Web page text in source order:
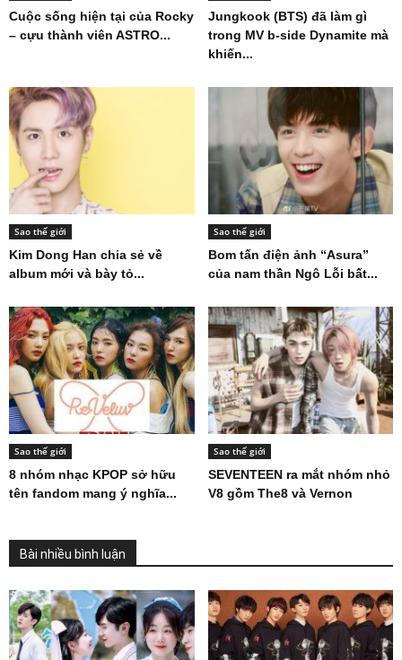
Cuộc sống hiện tại của Rocky
– cựu thành viên ASTRO...
Jungkook (BTS) đã làm gì
trong MV b-side Dynamite mà
khiến...
Sao thế giới
Kim Dong Han chia sẻ về
album mới và bày tỏ...
Sao thế giới
Bom tấn điện ảnh “Asura”
của nam thần Ngô Lỗi bất...
Sao thế giới
8 nhóm nhạc KPOP sở hữu
tên fandom mang ý nghĩa...
Sao thế giới
SEVENTEEN ra mắt nhóm nhỏ
V8 gồm The8 và Vernon
Bài nhiều bình luận